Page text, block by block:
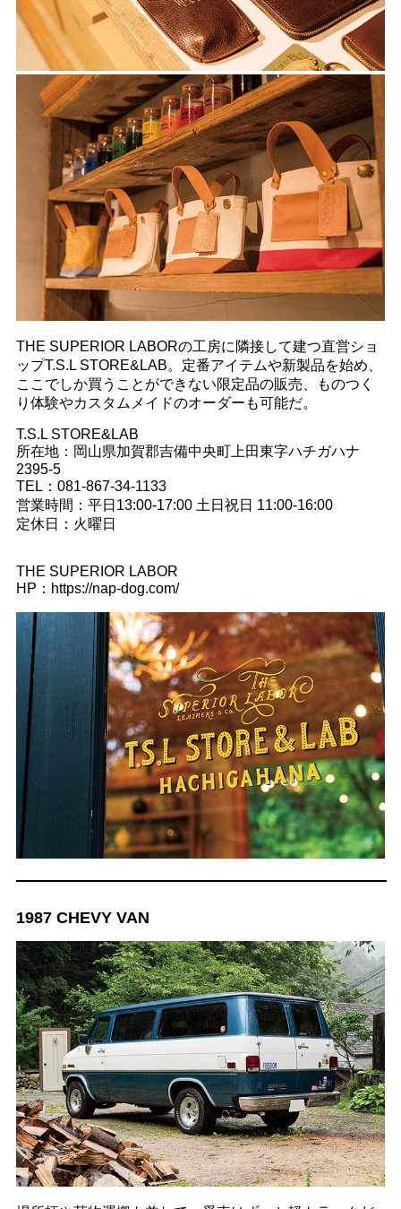
THE SUPERIOR LABORの工房に隣接して建つ直営ショ
ップT.S.L STORE&LAB。定番アイテムや新製品を始め、
ここでしか買うことができない限定品の販売、ものつく
り体験やカスタムメイドのオーダーも可能だ。
T.S.L STORE&LAB
所在地：岡山県加賀郡吉備中央町上田東字ハチガハナ
2395-5
TEL：081-867-34-1133
営業時間：平日13:00-17:00 土日祝日 11:00-16:00
定休日：火曜日
THE SUPERIOR LABOR
HP：https://nap-dog.com/
1987 CHEVY VAN